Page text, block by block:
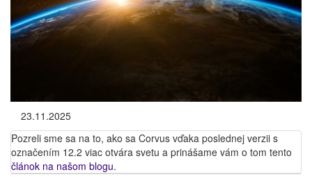
23.11.2025
Pozreli sme sa na to, ako sa Corvus vďaka poslednej verzii s
označením 12.2 viac otvára svetu a prinášame vám o tom tento
článok na našom blogu.